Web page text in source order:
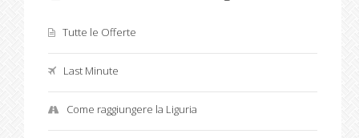
Tutte le Offerte
Last Minute
Come raggiungere la Liguria